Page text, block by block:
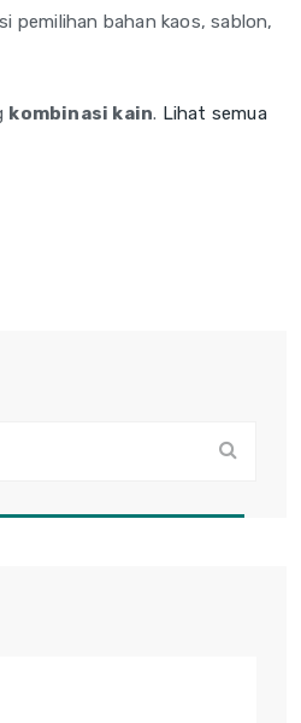
pemilihan bahan kaos, sablon,
kombinasi kain. Lihat semua